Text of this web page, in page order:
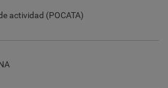
actividad (POCATA)